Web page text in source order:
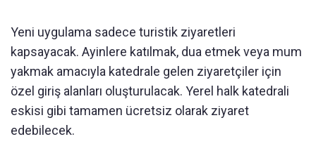
Yeni uygulama sadece turistik ziyaretleri
kapsayacak. Ayinlere katılmak, dua etmek veya mum
yakmak amacıyla katedrale gelen ziyaretçiler için
özel giriş alanları oluşturulacak. Yerel halk katedrali
eskisi gibi tamamen ücretsiz olarak ziyaret
edebilecek.